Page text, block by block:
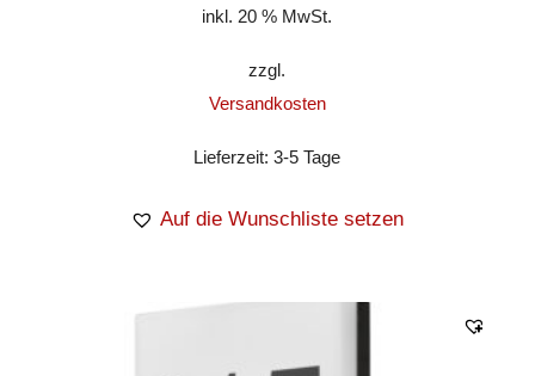
inkl. 20 % MwSt.
zzgl.
Versandkosten
Lieferzeit:3-5 Tage
Auf die Wunschliste setzen